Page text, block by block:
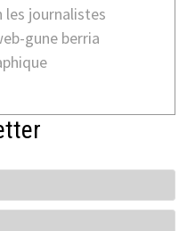
les journalistes
gune berria